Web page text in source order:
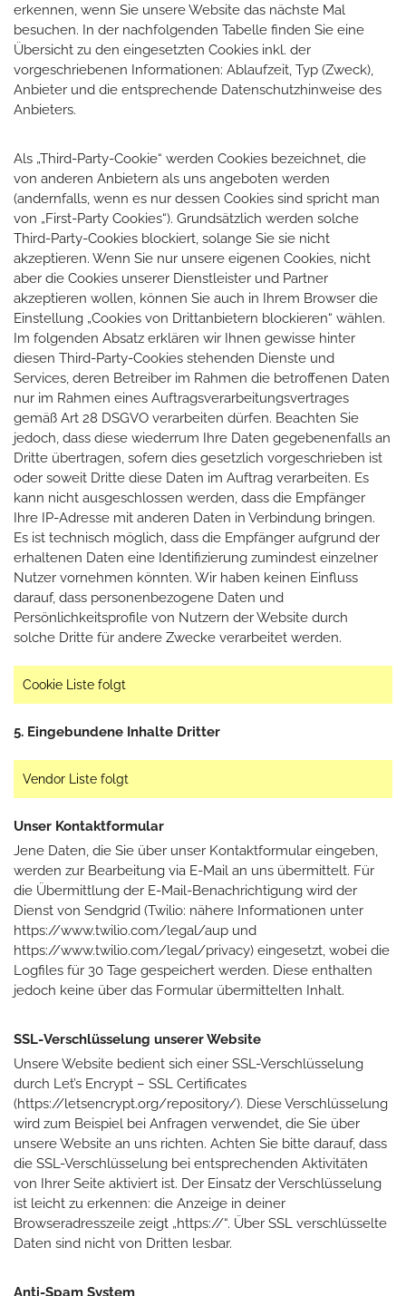
erkennen, wenn Sie unsere Website das nächste Mal
besuchen. In der nachfolgenden Tabelle finden Sie eine
Übersicht zu den eingesetzten Cookies inkl. der
vorgeschriebenen Informationen: Ablaufzeit, Typ (Zweck),
Anbieter und die entsprechende Datenschutzhinweise des
Anbieters.
Als „Third-Party-Cookie“ werden Cookies bezeichnet, die
von anderen Anbietern als uns angeboten werden
(andernfalls, wenn es nur dessen Cookies sind spricht man
von „First-Party Cookies“). Grundsätzlich werden solche
Third-Party-Cookies blockiert, solange Sie sie nicht
akzeptieren. Wenn Sie nur unsere eigenen Cookies, nicht
aber die Cookies unserer Dienstleister und Partner
akzeptieren wollen, können Sie auch in Ihrem Browser die
Einstellung „Cookies von Drittanbietern blockieren“ wählen.
Im folgenden Absatz erklären wir Ihnen gewisse hinter
diesen Third-Party-Cookies stehenden Dienste und
Services, deren Betreiber im Rahmen die betroffenen Daten
nur im Rahmen eines Auftragsverarbeitungsvertrages
gemäß Art 28 DSGVO verarbeiten dürfen. Beachten Sie
jedoch, dass diese wiederrum Ihre Daten gegebenenfalls an
Dritte übertragen, sofern dies gesetzlich vorgeschrieben ist
oder soweit Dritte diese Daten im Auftrag verarbeiten. Es
kann nicht ausgeschlossen werden, dass die Empfänger
Ihre IP-Adresse mit anderen Daten in Verbindung bringen.
Es ist technisch möglich, dass die Empfänger aufgrund der
erhaltenen Daten eine Identifizierung zumindest einzelner
Nutzer vornehmen könnten. Wir haben keinen Einfluss
darauf, dass personenbezogene Daten und
Persönlichkeitsprofile von Nutzern der Website durch
solche Dritte für andere Zwecke verarbeitet werden.
Cookie Liste folgt
5. Eingebundene Inhalte Dritter
Vendor Liste folgt
Unser Kontaktformular
Jene Daten, die Sie über unser Kontaktformular eingeben,
werden zur Bearbeitung via E-Mail an uns übermittelt. Für
die Übermittlung der E-Mail-Benachrichtigung wird der
Dienst von Sendgrid (Twilio: nähere Informationen unter
https://www.twilio.com/legal/aup und
https://www.twilio.com/legal/privacy) eingesetzt, wobei die
Logfiles für 30 Tage gespeichert werden. Diese enthalten
jedoch keine über das Formular übermittelten Inhalt.
SSL-Verschlüsselung unserer Website
Unsere Website bedient sich einer SSL-Verschlüsselung
durch Let’s Encrypt – SSL Certificates
(https://letsencrypt.org/repository/). Diese Verschlüsselung
wird zum Beispiel bei Anfragen verwendet, die Sie über
unsere Website an uns richten. Achten Sie bitte darauf, dass
die SSL-Verschlüsselung bei entsprechenden Aktivitäten
von Ihrer Seite aktiviert ist. Der Einsatz der Verschlüsselung
ist leicht zu erkennen: die Anzeige in deiner
Browseradresszeile zeigt „https://“. Über SSL verschlüsselte
Daten sind nicht von Dritten lesbar.
Anti-Spam System